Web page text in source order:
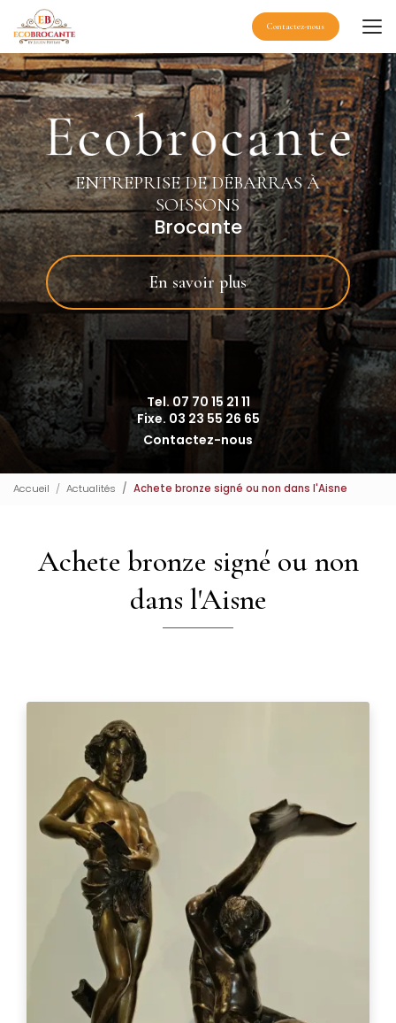
contenu
principal
Contactez-nous
ENTREPRISE DE DÉBARRAS À
SOISSONS
Brocante
En savoir plus
Tel. 07 70 15 21 11
Fixe. 03 23 55 26 65
Contactez-nous
Accueil Actualités Achete bronze signé ou non dans l'Aisne
Achete bronze signé ou non
dans l'Aisne